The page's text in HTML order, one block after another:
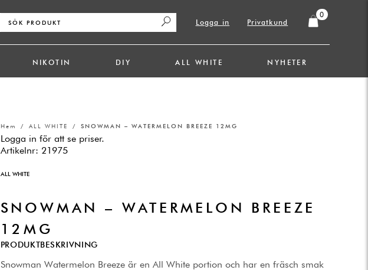
Logga in Privatkund
0
NIKOTIN DIY ALL WHITE NYHETER
Hem / ALL WHITE / SNOWMAN – WATERMELON BREEZE 12MG
Logga in för att se priser.
Artikelnr: 21975
ALL WHITE
SNOWMAN – WATERMELON BREEZE
12MG
PRODUKTBESKRIVNING
Snowman Watermelon Breeze är en All White portion och har en fräsch smak